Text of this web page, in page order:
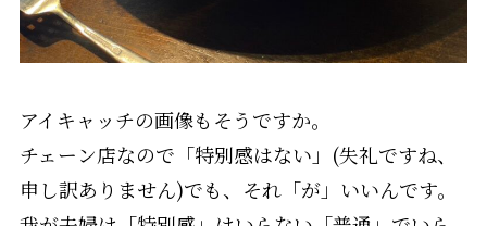
アイキャッチの画像もそうですか。
チェーン店なので「特別感はない」(失礼ですね、
申し訳ありません)でも、それ「が」いいんです。